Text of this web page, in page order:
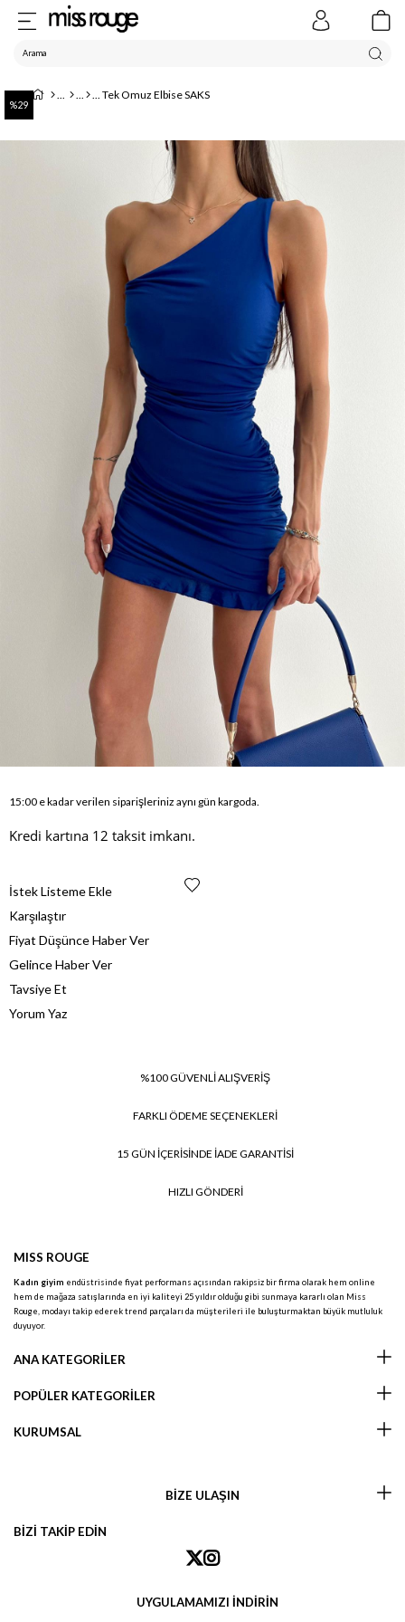
Tek Omuz Elbise SAKS
29
15:00 e kadar verilen siparişleriniz aynı gün kargoda.
Kredi kartına 12 taksit imkanı.
İstek Listeme Ekle
Karşılaştır
Fiyat Düşünce Haber Ver
Gelince Haber Ver
Tavsiye Et
Yorum Yaz
%100 GÜVENLİ ALIŞVERİŞ
FARKLI ÖDEME SEÇENEKLERİ
15 GÜN İÇERİSİNDE İADE GARANTİSİ
HIZLI GÖNDERİ
MISS ROUGE
Kadın giyim endüstrisinde fiyat performans açısından rakipsiz bir firma olarak hem online
hem de mağaza satışlarında en iyi kaliteyi 25 yıldır olduğu gibi sunmaya kararlı olan Miss
Rouge, modayı takip ederek trend parçaları da müşterileri ile buluşturmaktan büyük mutluluk
duyuyor.
ANA KATEGORİLER
POPÜLER KATEGORİLER
KURUMSAL
BİZE ULAŞIN
BİZİ TAKİP EDİN
UYGULAMAMIZI İNDİRİN